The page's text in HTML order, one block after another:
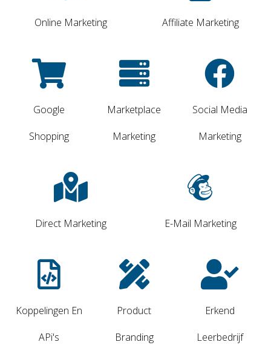
Online Marketing Affiliate Marketing
Google
Shopping
Marketplace
Marketing
Social Media
Marketing
Direct Marketing E-Mail Marketing
Koppelingen En
APi's
Product
Branding
Erkend
Leerbedrijf